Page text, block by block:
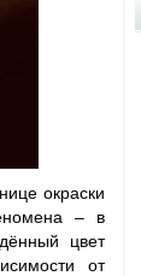
окраски
– в
цвет
от